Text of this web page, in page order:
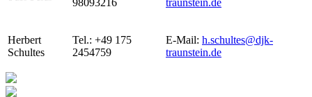
Herbert
Schultes
Tel.: +49 175
2454759
E-Mail: h.schultes@djk-
traunstein.de